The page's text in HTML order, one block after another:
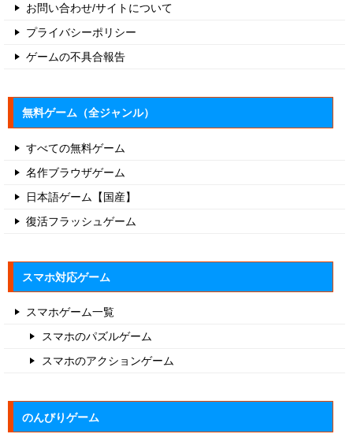
お問い合わせ/サイトについて
プライバシーポリシー
ゲームの不具合報告
無料ゲーム（全ジャンル）
すべての無料ゲーム
名作ブラウザゲーム
日本語ゲーム【国産】
復活フラッシュゲーム
スマホ対応ゲーム
スマホゲーム一覧
スマホのパズルゲーム
スマホのアクションゲーム
のんびりゲーム